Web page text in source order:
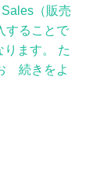
（販売
することで
ります。 た
続きをよ